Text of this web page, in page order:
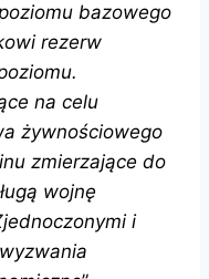
bazowego
rezerw
na celu
żywnościowego
zmierzające do
wojnę
i